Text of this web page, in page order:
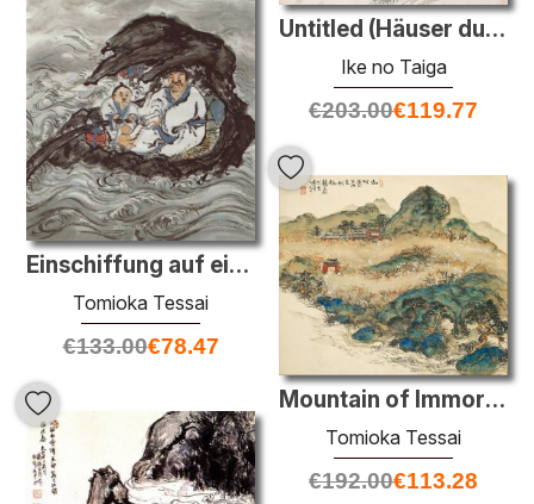
Einschiffung auf einem Floß
Tomioka Tessai
€133.00€78.47
Untitled (Häuser durch das Wasser)
Ike no Taiga
€203.00€119.77
Mountain of Immortals
Tomioka Tessai
€192.00€113.28